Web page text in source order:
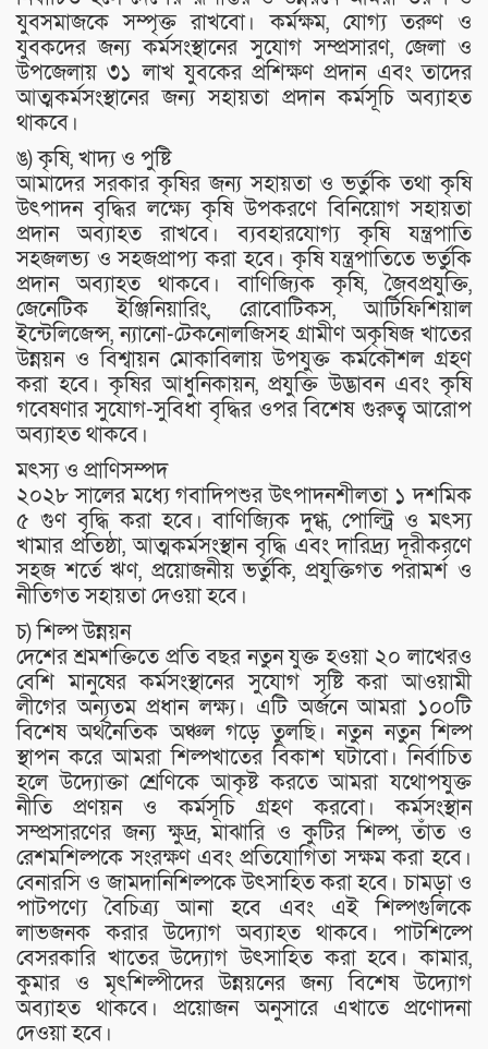
যুবসমাজকে সম্পৃক্ত রাখবো। কর্মক্ষম, যোগ্য তরুণ ও
যুবকদের জন্য কর্মসংস্থানের সুযোগ সম্প্রসারণ, জেলা ও
উপজেলায় ৩১ লাখ যুবকের প্রশিক্ষণ প্রদান এবং তাদের
আত্মকর্মসংস্থানের জন্য সহায়তা প্রদান কর্মসূচি অব্যাহত
থাকবে।
ঙ) কৃষি, খাদ্য ও পুষ্টি
আমাদের সরকার কৃষির জন্য সহায়তা ও ভর্তুকি তথা কৃষি
উৎপাদন বৃদ্ধির লক্ষ্যে কৃষি উপকরণে বিনিয়োগ সহায়তা
প্রদান অব্যাহত রাখবে। ব্যবহারযোগ্য কৃষি যন্ত্রপাতি
সহজলভ্য ও সহজপ্রাপ্য করা হবে। কৃষি যন্ত্রপাতিতে ভর্তুকি
প্রদান অব্যাহত থাকবে। বাণিজ্যিক কৃষি, জৈবপ্রযুক্তি,
জেনেটিক ইঞ্জিনিয়ারিং, রোবোটিকস, আর্টিফিশিয়াল
ইন্টেলিজেন্স, ন্যানো-টেকনোলজিসহ গ্রামীণ অকৃষিজ খাতের
উন্নয়ন ও বিশ্বায়ন মোকাবিলায় উপযুক্ত কর্মকৌশল গ্রহণ
করা হবে। কৃষির আধুনিকায়ন, প্রযুক্তি উদ্ভাবন এবং কৃষি
গবেষণার সুযোগ-সুবিধা বৃদ্ধির ওপর বিশেষ গুরুত্ব আরোপ
অব্যাহত থাকবে।
মৎস্য ও প্রাণিসম্পদ
২০২৮ সালের মধ্যে গবাদিপশুর উৎপাদনশীলতা ১ দশমিক
৫ গুণ বৃদ্ধি করা হবে। বাণিজ্যিক দুগ্ধ, পোল্ট্রি ও মৎস্য
খামার প্রতিষ্ঠা, আত্মকর্মসংস্থান বৃদ্ধি এবং দারিদ্র্য দূরীকরণে
সহজ শর্তে ঋণ, প্রয়োজনীয় ভর্তুকি, প্রযুক্তিগত পরামর্শ ও
নীতিগত সহায়তা দেওয়া হবে।
চ) শিল্প উন্নয়ন
দেশের শ্রমশক্তিতে প্রতি বছর নতুন যুক্ত হওয়া ২০ লাখেরও
বেশি মানুষের কর্মসংস্থানের সুযোগ সৃষ্টি করা আওয়ামী
লীগের অন্যতম প্রধান লক্ষ্য। এটি অর্জনে আমরা ১০০টি
বিশেষ অর্থনৈতিক অঞ্চল গড়ে তুলছি। নতুন নতুন শিল্প
স্থাপন করে আমরা শিল্পখাতের বিকাশ ঘটাবো। নির্বাচিত
হলে উদ্যোক্তা শ্রেণিকে আকৃষ্ট করতে আমরা যথোপযুক্ত
নীতি প্রণয়ন ও কর্মসূচি গ্রহণ করবো। কর্মসংস্থান
সম্প্রসারণের জন্য ক্ষুদ্র, মাঝারি ও কুটির শিল্প, তাঁত ও
রেশমশিল্পকে সংরক্ষণ এবং প্রতিযোগিতা সক্ষম করা হবে।
বেনারসি ও জামদানিশিল্পকে উৎসাহিত করা হবে। চামড়া ও
পাটপণ্যে বৈচিত্র্য আনা হবে এবং এই শিল্পগুলিকে
লাভজনক করার উদ্যোগ অব্যাহত থাকবে। পাটশিল্পে
বেসরকারি খাতের উদ্যোগ উৎসাহিত করা হবে। কামার,
কুমার ও মৃৎশিল্পীদের উন্নয়নের জন্য বিশেষ উদ্যোগ
অব্যাহত থাকবে। প্রয়োজন অনুসারে এখাতে প্রণোদনা
দেওয়া হবে।